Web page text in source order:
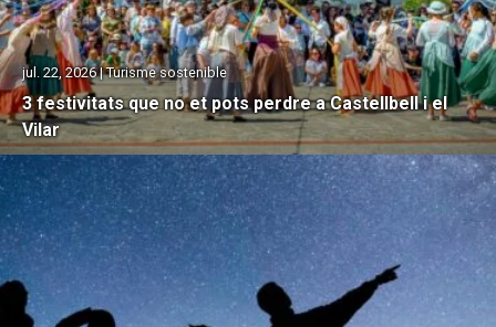
3 festivitats que no et pots perdre a Castellbell i el
Vilar
jul. 22, 2026 | Turisme sostenible